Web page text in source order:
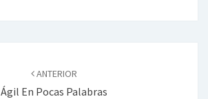
ANTERIOR
Ágil En Pocas Palabras